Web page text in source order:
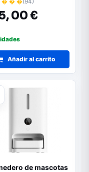
Micrófono
00 €
Añadir al carrito
de mascotas